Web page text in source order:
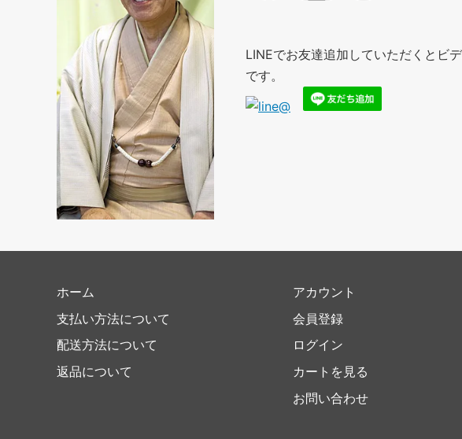
LINEでお友達追加していただくとビ
です。
ホーム
支払い方法について
配送方法について
返品について
アカウント
会員登録
ログイン
カートを見る
お問い合わせ